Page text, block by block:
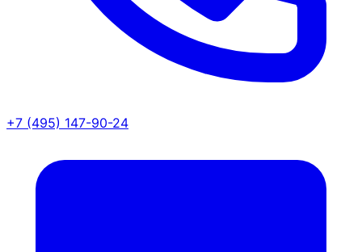
+7 (495) 147-90-24